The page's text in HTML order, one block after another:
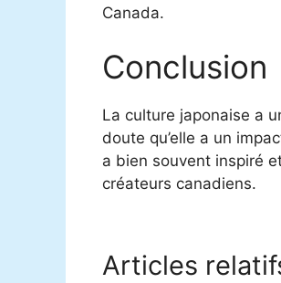
Canada.
Conclusion
La culture japonaise a
doute qu’elle a un
a bien souvent inspiré
créateurs canadiens.
Articles